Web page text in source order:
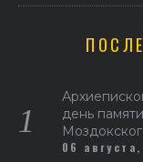
день
06